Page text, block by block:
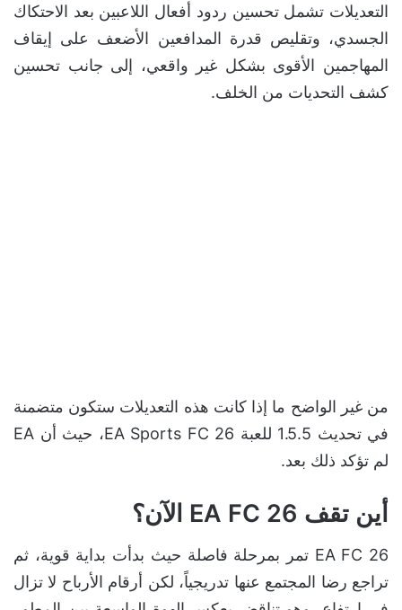
التعديلات تشمل تحسين ردود أفعال اللاعبين بعد الاحتكاك
الجسدي، وتقليص قدرة المدافعين الأضعف على إيقاف
المهاجمين الأقوى بشكل غير واقعي، إلى جانب تحسين
كشف التحديات من الخلف.
من غير الواضح ما إذا كانت هذه التعديلات ستكون متضمنة
في تحديث 1.5.5 للعبة EA Sports FC 26، حيث أن EA
لم تؤكد ذلك بعد.
أين تقف EA FC 26 الآن؟
EA FC 26 تمر بمرحلة فاصلة حيث بدأت بداية قوية، ثم
تراجع رضا المجتمع عنها تدريجياً، لكن أرقام الأرباح لا تزال